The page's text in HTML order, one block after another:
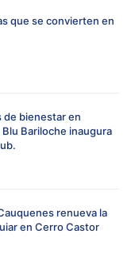
que se convierten en
de bienestar en
Bariloche inaugura
renueva la
en Cerro Castor